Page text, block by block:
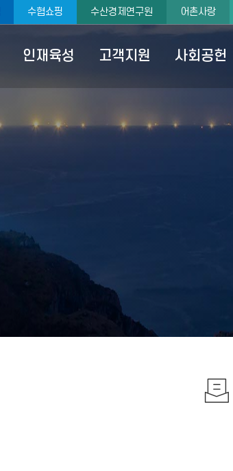
수협쇼핑 수산경제연구원 어촌사랑
인재육성 고객지원 사회공헌